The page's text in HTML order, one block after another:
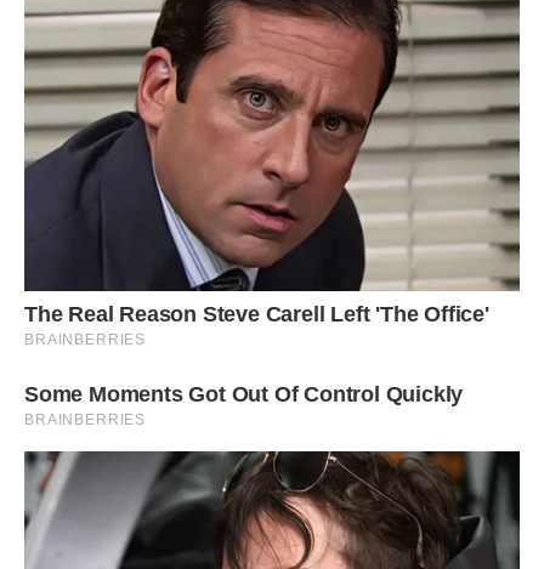
“З-за штори виглядають твої шкарпетки, до речі, на правій
– дірка. І ти так ходив у гості? Ганьба. Я в крамницю по